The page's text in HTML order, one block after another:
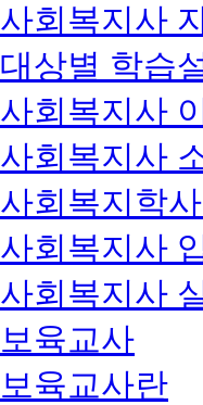
사회복지사
대상별 학습
사회복지사
사회복지사
사회복지학
사회복지사
사회복지사
보육교사
보육교사란